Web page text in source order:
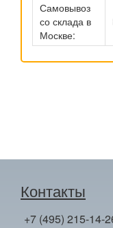
Самовывоз
со склада в
Москве:
Контакты
+7 (495) 215-14-